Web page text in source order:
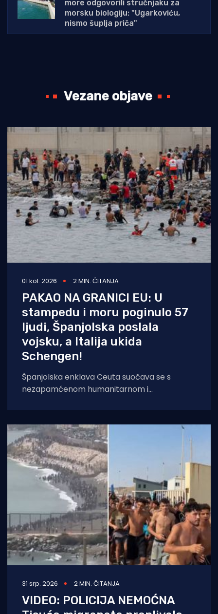
more odgovorili stručnjaku za
morsku biologiju: "Ugarkoviću,
nismo šuplja priča"
Vezane objave
01 kol. 2026 2 MIN. ČITANJA
PAKAO NA GRANICI EU: U
stampedu i moru poginulo 57
ljudi, Španjolska poslala
vojsku, a Italija ukida
Schengen!
Španjolska enklava Ceuta suočava se s
nezapamćenom humanitarnom i
31 srp. 2026 2 MIN. ČITANJA
VIDEO: POLICIJA NEMOĆNA